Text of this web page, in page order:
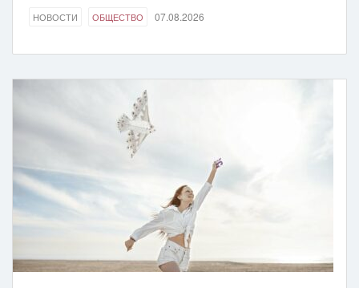
НОВОСТИ ОБЩЕСТВО 07.08.2026